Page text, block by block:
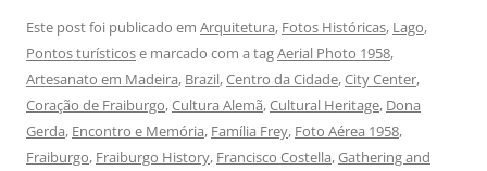
Este post foi publicado em Arquitetura, Fotos Históricas, Lago,
Pontos turísticose marcado com a tagAerial Photo 1958,
Artesanato em Madeira, Brazil,Centro da Cidade,City Center,
Coração de Fraiburgo,Cultura Alemã,Cultural Heritage, Dona
Gerda, Encontro e Memória, Família Frey, Foto Aérea 1958,
Fraiburgo, Fraiburgo History, Francisco Costella,Gathering and